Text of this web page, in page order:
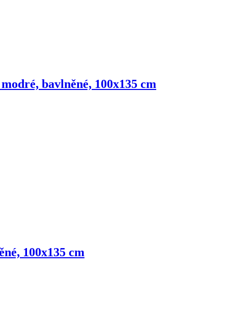
bavlněné, 100x135 cm
100x135 cm